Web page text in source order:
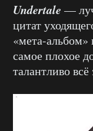
Undertale —
цитат
«мета-
самое плохое
талантливо